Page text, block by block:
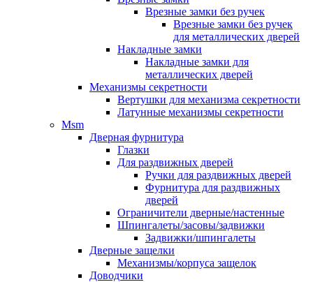
Врезные замки без ручек
Врезные замки без ручек
для металлических дверей
Накладные замки
Накладные замки для
металлических дверей
Механизмы секретности
Вертушки для механизма секретности
Латунные механизмы секретности
Msm
Дверная фурнитура
Глазки
Для раздвижных дверей
Ручки для раздвижных дверей
Фурнитура для раздвижных
дверей
Ограничители дверные/настенные
Шпингалеты/засовы/задвижки
Задвижки/шпингалеты
Дверные защелки
Механизмы/корпуса защелок
Доводчики